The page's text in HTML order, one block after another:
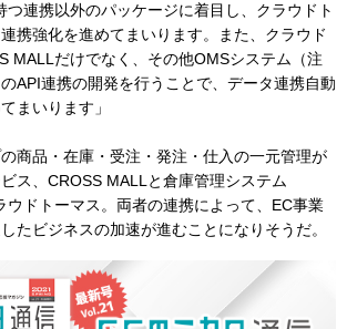
つ連携以外のパッケージに着目し、クラウドト
携強化を進めてまいります。また、クラウド
MALLだけでなく、その他OMSシステム（注
API連携の開発を行うことで、データ連携自動
まいります」
商品・在庫・受注・発注・仕入の一元管理が
ス、CROSS MALLと倉庫管理システム
ウドトーマス。両者の連携によって、EC事業
たビジネスの加速が進むことになりそうだ。